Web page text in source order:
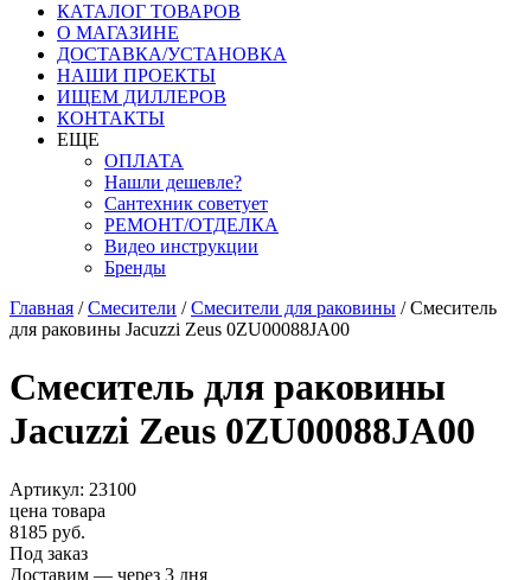
КАТАЛОГ ТОВАРОВ
О МАГАЗИНЕ
ДОСТАВКА/УСТАНОВКА
НАШИ ПРОЕКТЫ
ИЩЕМ ДИЛЛЕРОВ
КОНТАКТЫ
ЕЩЕ
ОПЛАТА
Нашли дешевле?
Сантехник советует
РЕМОНТ/ОТДЕЛКА
Видео инструкции
Бренды
Главная /Смесители /Смесители для раковины /Смеситель
для раковины Jacuzzi Zeus 0ZU00088JA00
Смеситель для раковины
Jacuzzi Zeus 0ZU00088JA00
Артикул: 23100
цена товара
8185 руб.
Под заказ
Доставим — через 3 дня